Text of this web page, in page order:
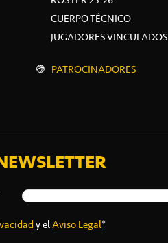
CUERPO TÉCNICO
JUGADORES VINCULADOS
PATROCINADORES
y elAviso Legal*